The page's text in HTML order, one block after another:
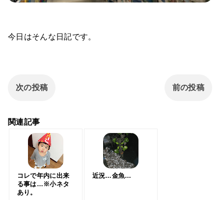
今日はそんな日記です。
次の投稿 前の投稿
関連記事
コレで年内に出来
る事は…※小ネタ
あり。
近況…金魚…